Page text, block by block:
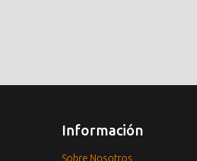
Información
Sobre Nosotros